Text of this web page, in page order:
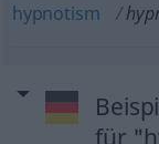
hypnotism
für